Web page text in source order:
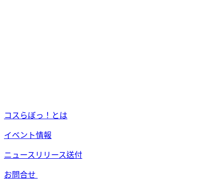
コスらぼっ！とは
イベント情報
ニュースリリース送付
お問合せ